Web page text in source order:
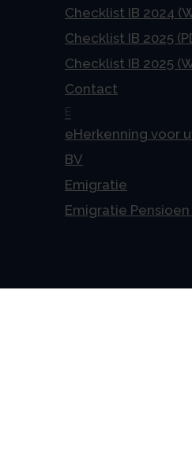
Checklist IB 2024
Checklist IB 2025
Checklist IB 2025
Contact
E
eHerkenning voor
BV
Emigratie
Emigratie Pensioen